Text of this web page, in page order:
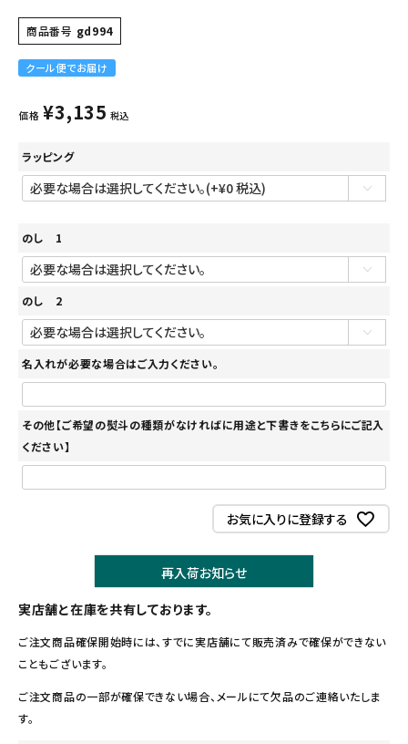
商品番号 gd994
クール便でお届け
価格 ¥3,135 税込
ラッピング
のし 1
のし 2
名入れが必要な場合はご入力ください。
その他【ご希望の熨斗の種類がなければに用途と下書きをこちらにご記入
ください】
お気に入りに登録する
再入荷お知らせ
実店舗と在庫を共有しております。
ご注文商品確保開始時には、すでに実店舗にて販売済みで確保ができない
こともございます。
ご注文商品の一部が確保できない場合、メールにて欠品のご連絡いたしま
す。